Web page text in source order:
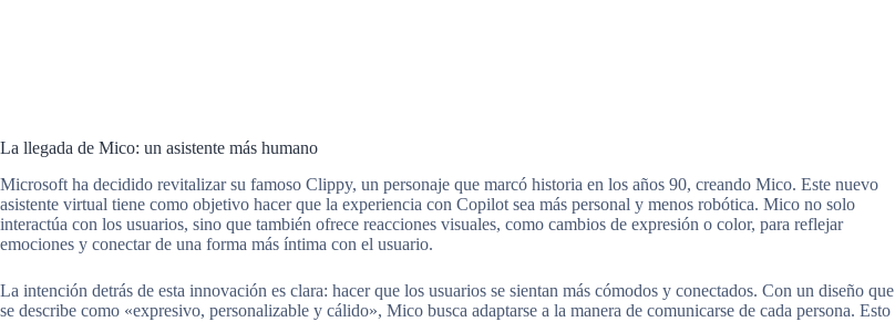
La llegada de Mico: un asistente más humano
Microsoft ha decidido revitalizar su famoso Clippy, un personaje que marcó historia en los años 90, creando Mico. Este nuevo
asistente virtual tiene como objetivo hacer que la experiencia con Copilot sea más personal y menos robótica. Mico no solo
interactúa con los usuarios, sino que también ofrece reacciones visuales, como cambios de expresión o color, para reflejar
emociones y conectar de una forma más íntima con el usuario.
La intención detrás de esta innovación es clara: hacer que los usuarios se sientan más cómodos y conectados. Con un diseño que
se describe como «expresivo, personalizable y cálido», Mico busca adaptarse a la manera de comunicarse de cada persona. Esto